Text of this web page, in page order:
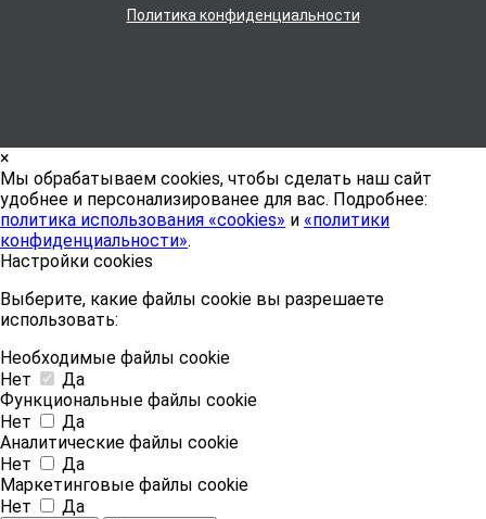
Политика конфиденциальности
×
Мы обрабатываем cookies, чтобы сделать наш сайт
удобнее и персонализированее для вас. Подробнее:
политика использования «cookies» и «политики
конфиденциальности».
Настройки cookies
Выберите, какие файлы cookie вы разрешаете
использовать:
Необходимые файлы cookie
Нет
Да
Функциональные файлы cookie
Нет
Да
Аналитические файлы cookie
Нет
Да
Маркетинговые файлы cookie
Нет
Да